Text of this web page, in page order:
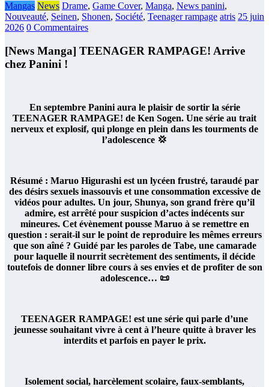
Mangas News Drame, Game Cover, Manga, News panini,
Nouveauté, Seinen, Shonen, Société, Teenager rampage atris 25 juin
2026 0 Commentaires
[News Manga] TEENAGER RAMPAGE! Arrive
chez Panini !
En septembre Panini aura le plaisir de sortir la série
TEENAGER RAMPAGE! de Ken Sogen. Une série au trait
nerveux et explosif, qui plonge en plein dans les tourments de
l’adolescence 💢
Résumé : Maruo Higurashi est un lycéen frustré, taraudé par
des désirs sexuels inassouvis et une consommation excessive de
vidéos pour adultes. Un jour, Shunya, son grand frère qu’il
admire, est arrêté pour suspicion d’actes indécents sur
mineures. Cet évènement pousse Maruo à se remettre en
question : serait-il sur le point de reproduire les mêmes erreurs
que son aîné ? Guidé par les paroles de Tabe, une camarade
pour laquelle il nourrit secrètement des sentiments, il décide
toutefois de donner libre cours à ses envies et de profiter de son
adolescence… 📜
TEENAGER RAMPAGE! est une série qui parle d’une
jeunesse souhaitant vivre à cent à l’heure quitte à braver les
interdits et parfois en payer le prix.
Isolement social, harcèlement scolaire, faux-semblants,